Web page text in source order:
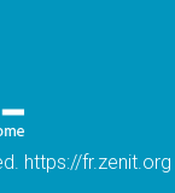
pour
https://fr.zenit.org